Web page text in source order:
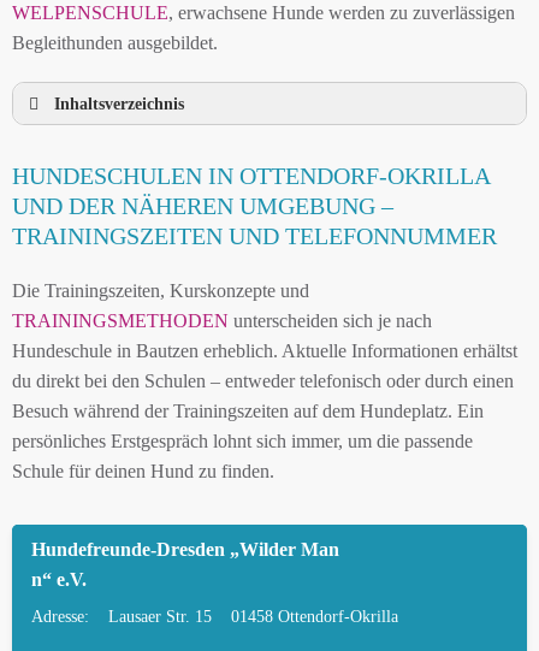
WELPENSCHULE, erwachsene Hunde werden zu zuverlässigen
Begleithunden ausgebildet.
Inhaltsverzeichnis
UMGEBUNG
HUNDESCHULEN IN OTTENDORF-OKRILLA
MOBILE HUNDETRAINER IN OTTENDORF-
OKRILLA UND UMGEBUNG
OTTENDORF-OKRILLA
HUNDEFREUNDLICHE ORTE UND
FREILAUFFLÄCHEN IN OTTENDORF-OKRILLA
BAUTZEN – ONLINE-TEST
HUNDEPLATZ MIETEN FÜR EINEN SICHEREN
FREILAUF
HUNDESCHULEN IN OTTENDORF-OKRILLA
UND DER NÄHEREN UMGEBUNG –
TRAININGSZEITEN UND TELEFONNUMMER
Die Trainingszeiten, Kurskonzepte und
TRAININGSMETHODEN unterscheiden sich je nach
Hundeschule in Bautzen erheblich. Aktuelle Informationen erhältst
du direkt bei den Schulen – entweder telefonisch oder durch einen
Besuch während der Trainingszeiten auf dem Hundeplatz. Ein
persönliches Erstgespräch lohnt sich immer, um die passende
Schule für deinen Hund zu finden.
Hundefreunde-Dresden „Wilder Man
n“ e.V.
Adresse: Lausaer Str. 15 01458 Ottendorf-Okrilla